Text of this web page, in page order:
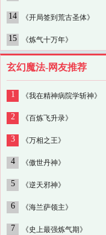
14 《开局签到荒古圣体》
15 《炼气十万年》
玄幻魔法-网友推荐
1 《我在精神病院学斩神》
2 《百炼飞升录》
3 《万相之王》
4 《傲世丹神》
5 《逆天邪神》
6 《海兰萨领主》
7 《史上最强炼气期》